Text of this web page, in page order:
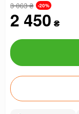
3 063₴ -20%
2 450 ₴